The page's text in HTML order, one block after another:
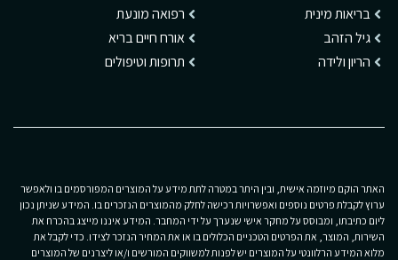
בריאות מינית
גיל הזהב
הריון ולידה
רפואה מונעת
אורח חיים בריא
תרופות וטיפולים
האתר הוקם מיוזמה אישית, ובין היתר במטרה לתת מידע על המוצרים המפורסמים בו ולאפשר
ערוץ לקבלת פרטים נוספים ואפשרויות רכישה לחלק מהמוצרים הנזכרים בו. המידע שניתן נכון
ליום כתיבתו, ומבוסס על מחקר אישי שנערך על ידי המחבר. המידע איננו מייצג בהכרח את
השירות, המוצר, את הפרטים הטכניים הכלולים בו או את המחיר הנזכר לצידו. כדי לקבל את
מלוא המידע הרלוונטי על המוצרים יש לפנות למשווקים המורשים ו/או ליצרנים של המוצרים